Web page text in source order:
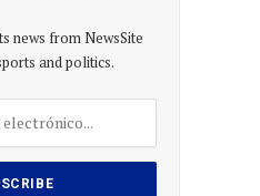
news from NewsSite
and politics.